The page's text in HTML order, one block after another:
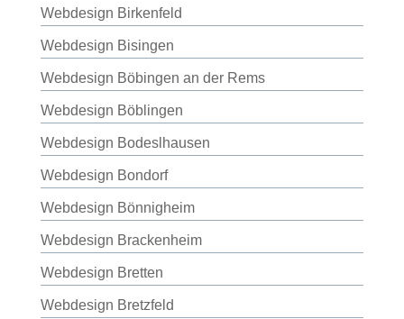
Webdesign Birkenfeld
Webdesign Bisingen
Webdesign Böbingen an der Rems
Webdesign Böblingen
Webdesign Bodeslhausen
Webdesign Bondorf
Webdesign Bönnigheim
Webdesign Brackenheim
Webdesign Bretten
Webdesign Bretzfeld